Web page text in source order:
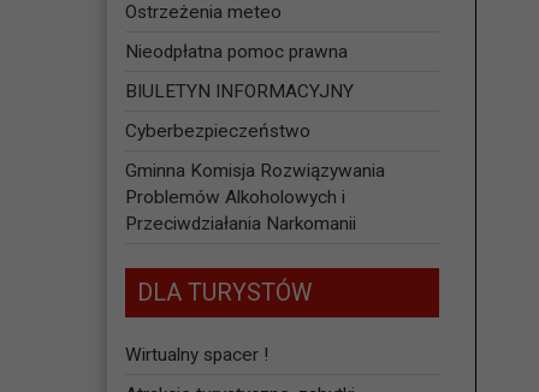
Ostrzeżenia meteo
Nieodpłatna pomoc prawna
BIULETYN INFORMACYJNY
Cyberbezpieczeństwo
Gminna Komisja Rozwiązywania
Problemów Alkoholowych i
Przeciwdziałania Narkomanii
DLA TURYSTÓW
Wirtualny spacer !